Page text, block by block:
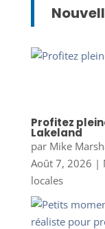
Profitez
Lakeland
par Mike
Août 7, 2026 |
locales